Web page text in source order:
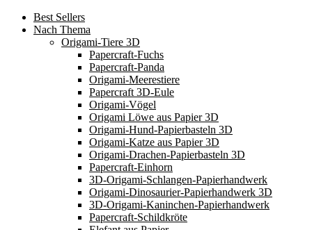
Best Sellers
Nach Thema
Origami-Tiere 3D
Papercraft-Fuchs
Papercraft-Panda
Origami-Meerestiere
Papercraft 3D-Eule
Origami-Vögel
Origami Löwe aus Papier 3D
Origami-Hund-Papierbasteln 3D
Origami-Katze aus Papier 3D
Origami-Drachen-Papierbasteln 3D
Papercraft-Einhorn
3D-Origami-Schlangen-Papierhandwerk
Origami-Dinosaurier-Papierhandwerk 3D
3D-Origami-Kaninchen-Papierhandwerk
Papercraft-Schildkröte